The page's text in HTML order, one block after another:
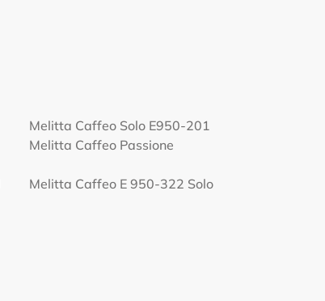
Melitta Caffeo Solo E950-201
Melitta Caffeo Passione
Melitta Caffeo E 950-322 Solo